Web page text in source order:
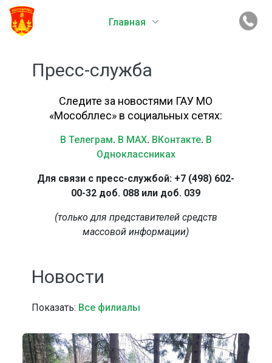
Главная
Пресс-служба
Следите за новостями ГАУ МО
«Мособллес» в социальных сетях:
В Телеграм. В MAX. ВКонтакте. В
Одноклассниках
Для связи с пресс-службой: +7 (498) 602-
00-32 доб. 088 или доб. 039
(только для представителей средств
массовой информации)
Новости
Показать: Все филиалы